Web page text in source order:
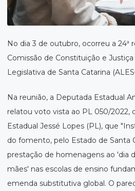
No dia 3 de outubro, ocorreu a 24ª
Comissão de Constituição e Justiça
Legislativa de Santa Catarina
Na reunião, a Deputada Estadual
relatou voto vista ao PL 050/2022,
Estadual Jessé Lopes (PL), que
do fomento, pelo Estado de Santa
prestação de homenagens ao 'dia
mães' nas escolas de ensino
emenda substitutiva global. O